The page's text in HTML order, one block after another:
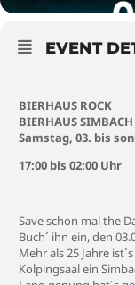
EVENT
BIERHAUS ROCK
BIERHAUS SIMBACH
Samstag, 03. bis
17:00 bis 02:00 Uhr
Save schon mal the
Buch´ ihn ein, den
Mehr als 25 Jahre
Kolpingsaal ein